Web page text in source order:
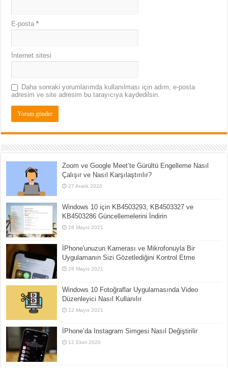
E-posta*
İnternet sitesi
Daha sonraki yorumlarımda kullanılması için adım, e-posta
adresim ve site adresim bu tarayıcıya kaydedilsin.
Zoom ve Google Meet’te Gürültü Engelleme Nasıl
Çalışır ve Nasıl Karşılaştırılır?
27 Aralık 2020
Windows 10 için KB4503293, KB4503327 ve
KB4503286 Güncellemelerini İndirin
28 Mayıs 2021
İPhone'unuzun Kamerası ve Mikrofonuyla Bir
Uygulamanın Sizi Gözetlediğini Kontrol Etme
28 Mayıs 2021
Windows 10 Fotoğraflar Uygulamasında Video
Düzenleyici Nasıl Kullanılır
22 Mayıs 2021
İPhone’da Instagram Simgesi Nasıl Değiştirilir
12 Ekim 2020